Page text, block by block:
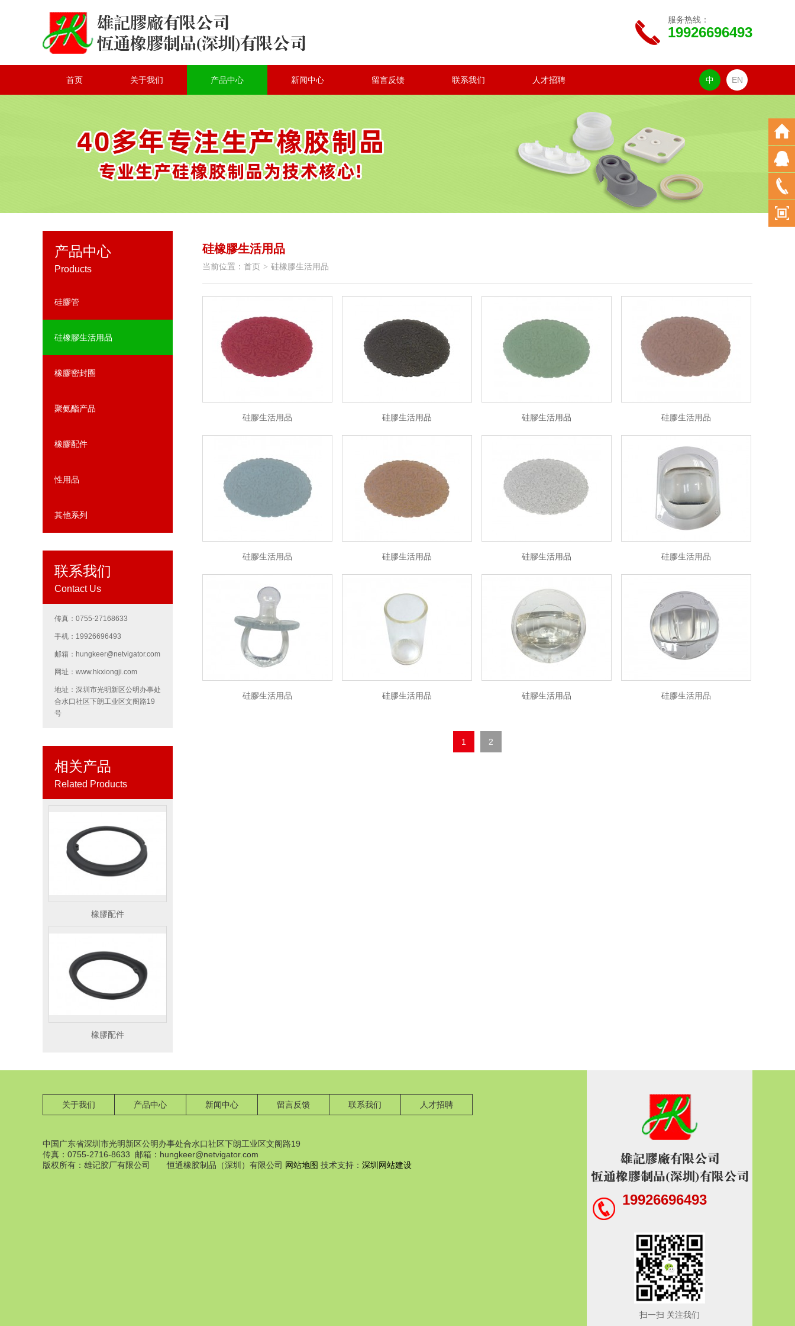
服务热线：
19926696493
首页 关于我们 产品中心 新闻中心 留言反馈 联系我们 人才招聘 中 EN
产品中心
Products
硅膠管
硅橡膠生活用品
橡膠密封圈
聚氨酯产品
橡膠配件
性用品
其他系列
联系我们
Contact Us
传真：0755-27168633
手机：19926696493
邮箱：hungkeer@netvigator.com
网址：www.hkxiongji.com
地址：深圳市光明新区公明办事处
合水口社区下朗工业区文阁路19
号
相关产品
Related Products
橡膠配件
橡膠配件
橡膠配件
硅橡膠生活用品
当前位置： 首页 > 硅橡膠生活用品
硅膠生活用品 硅膠生活用品 硅膠生活用品 硅膠生活用品
硅膠生活用品 硅膠生活用品 硅膠生活用品 硅膠生活用品
硅膠生活用品 硅膠生活用品 硅膠生活用品 硅膠生活用品
1 2
关于我们 产品中心 新闻中心 留言反馈 联系我们 人才招聘
中国广东省深圳市光明新区公明办事处合水口社区下朗工业区文阁路19
传真：0755-2716-8633 邮箱：hungkeer@netvigator.com
版权所有：雄记胶厂有限公司 恒通橡胶制品（深圳）有限公司 网站地图 技术支持： 深圳网站建设
19926696493
扫一扫 关注我们